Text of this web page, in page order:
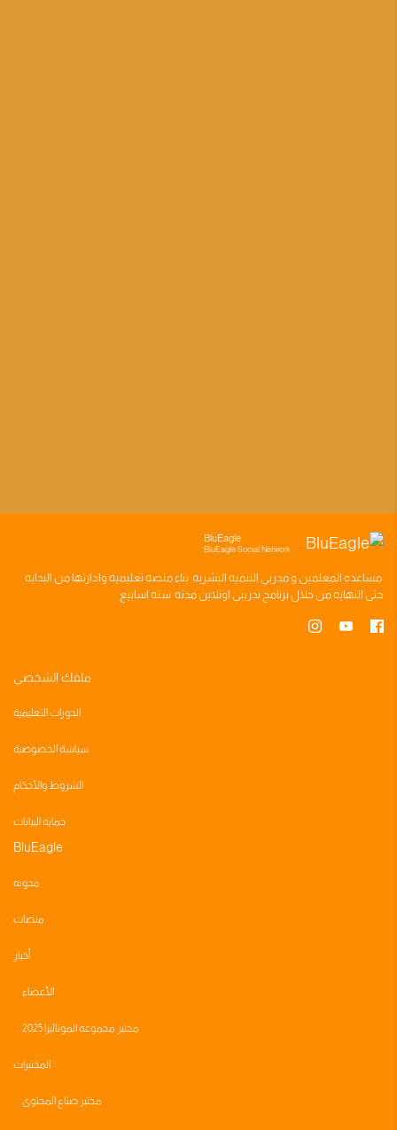
BluEagle
BluEagle Social Network
مساعده المعلمين ومدربي التنميه البشريه بناءمنصه تعليميه وادارتها من البدايه
حتى النهايه من خلال برنامج تدريبي اونلاين مدته سته اسابيع
ملفك الشخصي
الدورات التعليمية
سياسة الخصوصية
الشروط والأحكام
حماية البيانات
BluEagle
مدونه
منصات
أخبار
الأعضاء
مختبر مجموعه الموناليزا 2025
المختبرات
مختبر صناع المحتوى